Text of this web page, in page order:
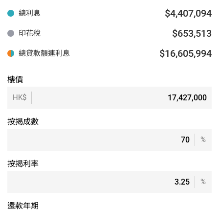
總利息 $4,407,094
印花稅 $653,513
總貸款額連利息 $16,605,994
樓價
HK$
按揭成數
%
按揭利率
%
還款年期